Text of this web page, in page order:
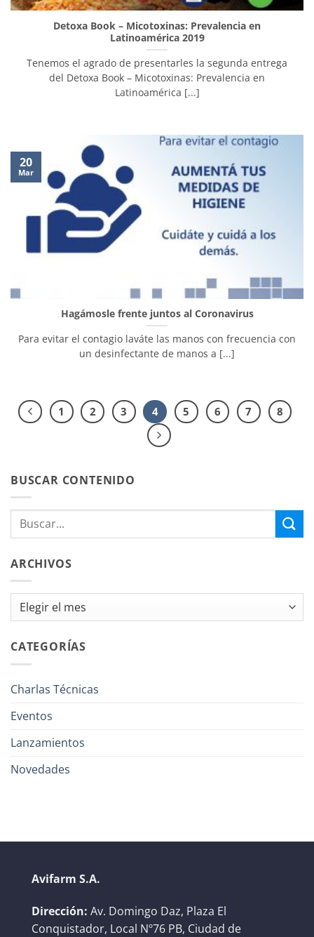
Detoxa Book – Micotoxinas: Prevalencia en
Latinoamérica 2019
Tenemos el agrado de presentarles la segunda entrega
del Detoxa Book – Micotoxinas: Prevalencia en
Latinoamérica [...]
Hagámosle frente juntos al Coronavirus
Para evitar el contagio laváte las manos con frecuencia con
un desinfectante de manos a [...]
20
Mar
1 2 3 4 5 6 7 8
BUSCAR CONTENIDO
ARCHIVOS
Archivos
CATEGORÍAS
Charlas Técnicas
Eventos
Lanzamientos
Novedades
Avifarm S.A.
Dirección: Av. Domingo Daz, Plaza El
Conquistador, Local Nº76 PB, Ciudad de